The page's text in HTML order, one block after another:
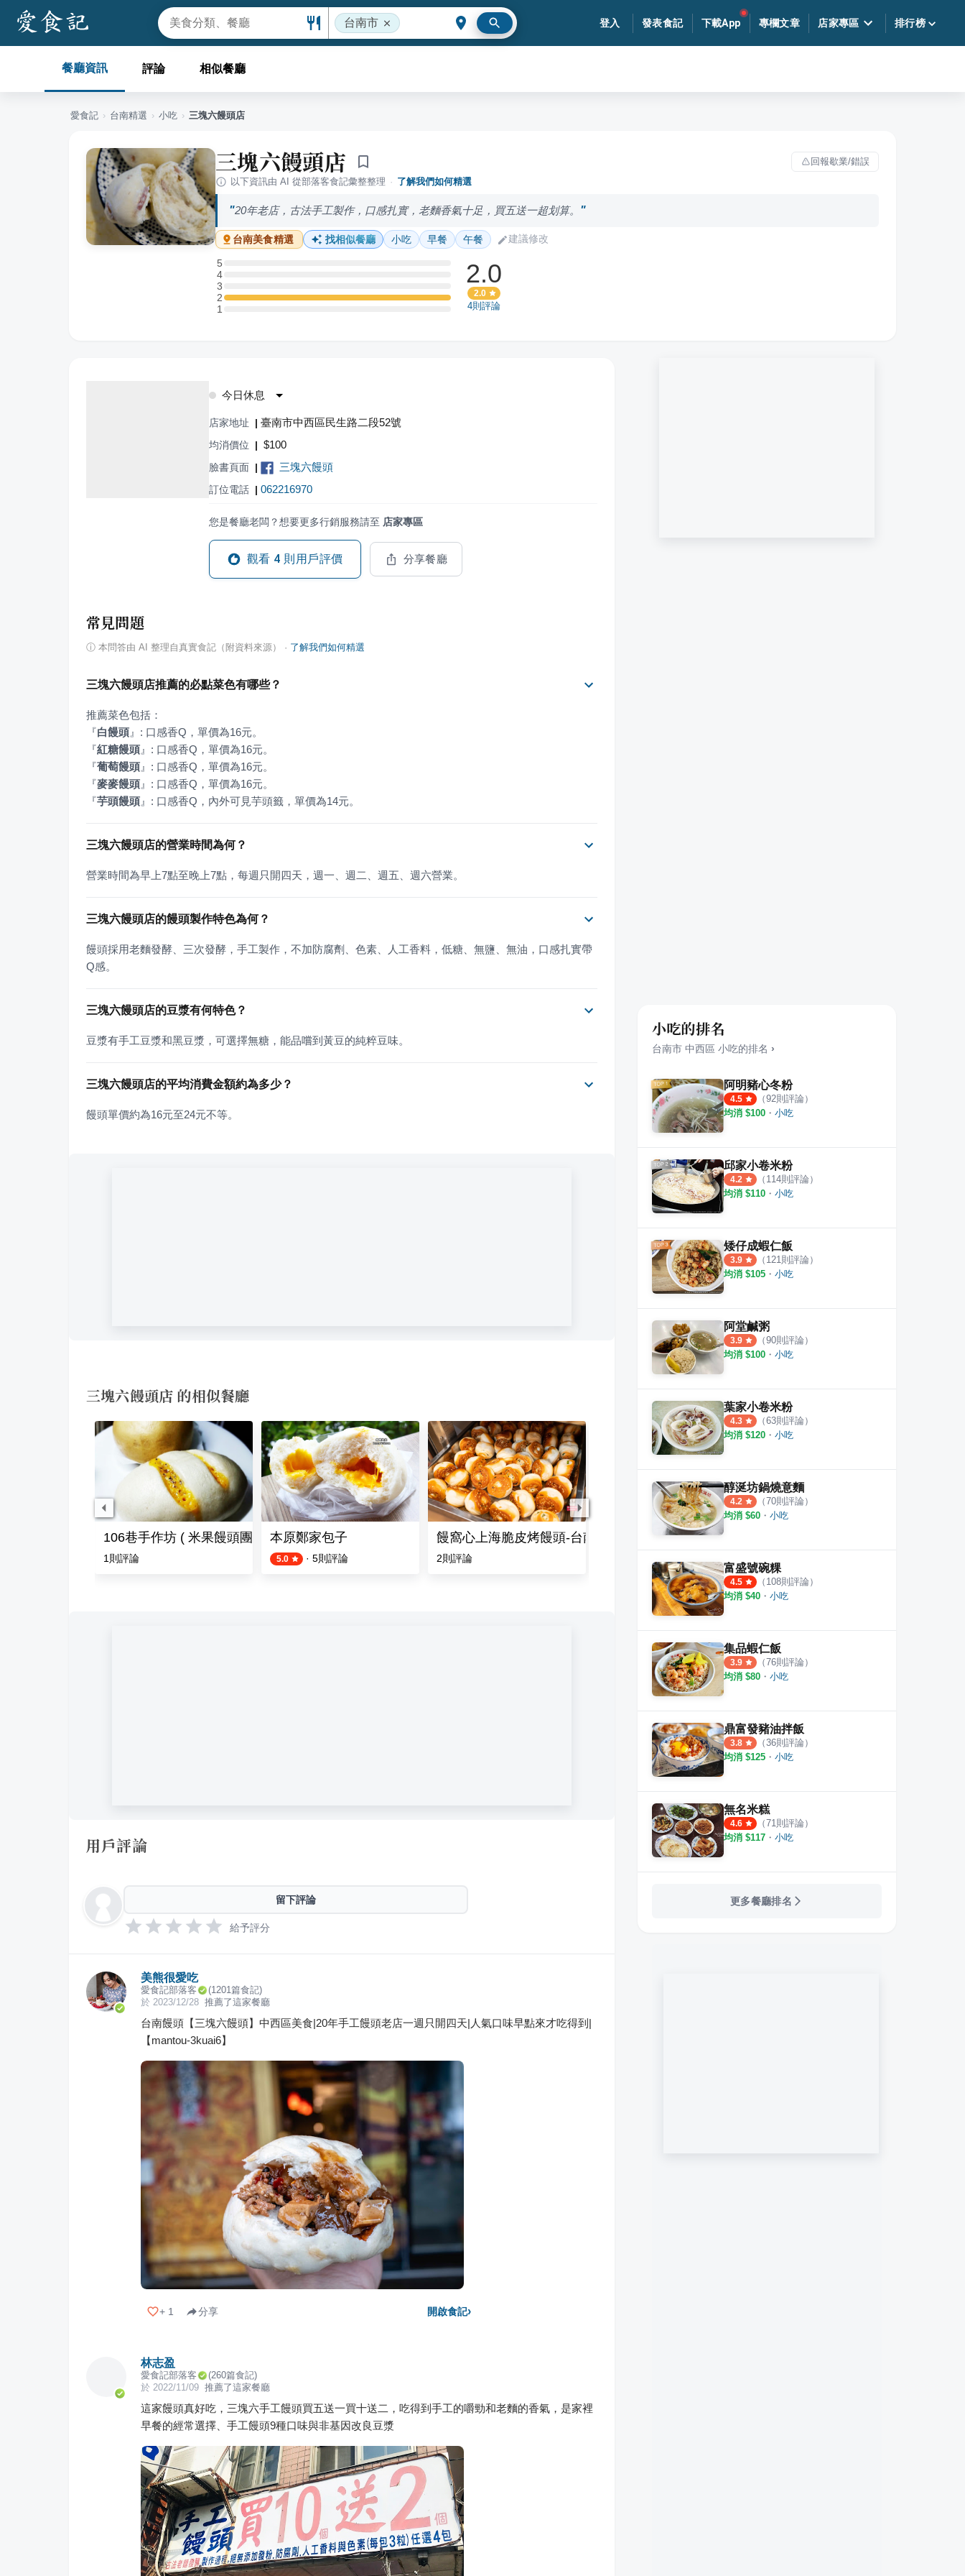
台南市 登入 發表食記 下載App 專欄文章 店家專區 排行榜
餐廳資訊 評論 相似餐廳
愛食記 › 台南精選 › 小吃 › 三塊六饅頭店
三塊六饅頭店
回報歇業/錯誤
以下資訊由 AI 從部落客食記彙整整理 · 了解我們如何精選
20年老店，古法手工製作，口感扎實，老麵香氣十足，買五送一超划算。
台南美食精選 找相似餐廳 小吃 早餐 午餐 建議修改
5
5 星：0 則評論
4
4 星：0 則評論
3
3 星：0 則評論
2
2 星：1 則評論
11 星：0 則評論
2.0
2.0
4則評論
今日休息
店家地址 | 臺南市中西區民生路二段52號
均消價位 | $100
臉書頁面 | 三塊六饅頭
訂位電話 | 062216970
您是餐廳老闆？想要更多行銷服務請至 店家專區
觀看 4 則用戶評價 分享餐廳
常見問題
ⓘ 本問答由 AI 整理自真實食記（附資料來源） · 了解我們如何精選
三塊六饅頭店推薦的必點菜色有哪些？
『白饅頭 』
『紅糖饅頭 』
『葡萄饅頭 』
『麥麥饅頭 』
『芋頭饅頭 』 : 口感香Q，內外可見芋頭籤，單價為14元。
三塊六饅頭店的營業時間為何？
營業時間為早上7點至晚上7點，每週只開四天，週一、週二、週五、週六營業。
三塊六饅頭店的饅頭製作特色為何？
饅頭採用老麵發酵、三次發酵，手工製作，不加防腐劑、色素、人工香料，低糖、無鹽、無油，口感扎實帶
Q感。
三塊六饅頭店的豆漿有何特色？
豆漿有手工豆漿和黑豆漿，可選擇無糖，能品嚐到黃豆的純粹豆味。
三塊六饅頭店的平均消費金額約為多少？
饅頭單價約為16元至24元不等。
三塊六饅頭店 的相似餐廳
106巷手作坊 ( 米果饅頭團購宅配 )
1 則評論
本原鄭家包子
5.0 · 5則評論
饅窩心上海脆皮烤饅頭-台南店
2則評論
大菜市包仔王
用戶評論
留下評論
給予評分
美熊很愛吃
愛食記部落客 (1201篇食記)
於 2023/12/28 推薦了這家餐廳
台南饅頭【三塊六饅頭】中西區美食|20年手工饅頭老店一週只開四天|人氣口味早點來才吃得到|
【mantou-3kuai6】
+ 1 分享 開啟食記›
林志盈
愛食記部落客 (260篇食記)
於 2022/11/09 推薦了這家餐廳
這家饅頭真好吃，三塊六手工饅頭買五送一買十送二，吃得到手工的嚼勁和老麵的香氣，是家裡
早餐的經常選擇、手工饅頭9種口味與非基因改良豆漿
小吃的排名
台南市 中西區 小吃的排名 ›
阿明豬心冬粉
4.5 （92則評論）
均消 $100 ・ 小吃
邱家小卷米粉
4.2 （ 114則評論）
均消 $110 ・ 小吃
矮仔成蝦仁飯
3.9 （ 121 則評論）
均消 $105 ・ 小吃
阿堂鹹粥
3.9 （90則評論）
均消 $100 ・ 小吃
葉家小卷米粉
4.3 （63則評論）
均消 $120 ・ 小吃
醇涎坊鍋燒意麵
4.2 （70則評論）
均消 $60 ・ 小吃
富盛號碗粿
4.5 （ 108則評論）
均消 $40 ・ 小吃
集品蝦仁飯
3.9 （76則評論）
均消 $80 ・ 小吃
鼎富發豬油拌飯
3.8 （36則評論）
均消 $125 ・ 小吃
無名米糕
4.6 （71 則評論）
均消 $117 ・ 小吃
更多餐廳排名